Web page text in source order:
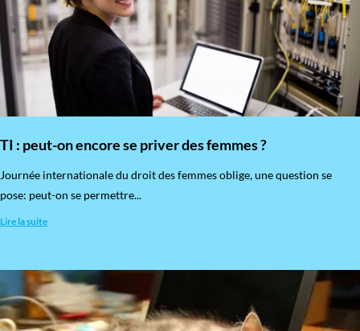
TI : peut-on encore se priver des femmes ?
​Journée internationale du droit des femmes oblige, une question se
pose: peut-on se permettre...
Lire la suite